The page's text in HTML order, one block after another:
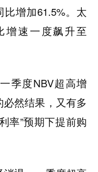
增加61.5%。太
增速一度飙升至
季度NBV超高增
然结果，又有多
率”预期下提前购